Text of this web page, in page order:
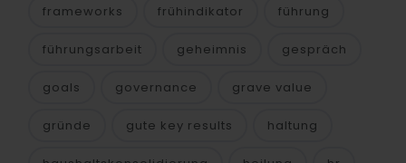
frameworks frühindikator führung
führungsarbeit geheimnis gespräch
goals governance grave value
gründe gute key results haltung